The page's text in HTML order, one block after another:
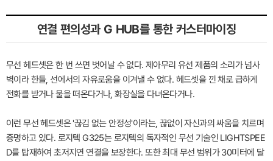
연결 편의성과 G HUB를 통한 커스터마이징
무선 헤드셋은 한 번 쓰면 벗어날 수 없다. 제아무리 유선 제품의 소리가 넘사
벽이라 한들, 선에서의 자유로움을 이겨낼 수 없다. 헤드셋을 낀 채로 급하게
전화를 받거나 물을 떠온다거나, 화장실을 다녀온다거나.
이런 무선 헤드셋은 '끊김 없는 안정성'이라는, 끊없이 자신과의 싸움을 치르며
증명하고 있다. 로지텍 G325는 로지텍의 독자적인 무선 기술인 LIGHTSPEE
D를 탑재하여 초저지연 연결을 보장한다. 또한 최대 무선 범위가 30미터에 달